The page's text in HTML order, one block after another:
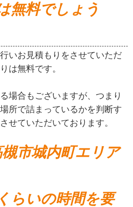
無料でしょう
いお見積もりをさせていただ
は無料です。
場合もございますが、つまり
所で詰まっているかを判断す
せていただいております。
槻市城内町エリア
らいの時間を要